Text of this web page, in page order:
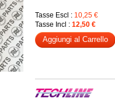
Tasse Escl : 10,25 €
Tasse Incl : 12,50 €
Aggiungi al Carrello